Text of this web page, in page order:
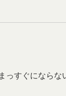
っすぐにならな